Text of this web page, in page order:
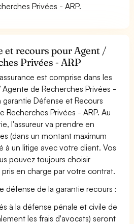
Privées - ARP.
et recours pour Agent /
Privées - ARP
est comprise dans les
Agente de Recherches Privées -
garantie Défense et Recours
Recherches Privées - ARP. Au
l'assureur va prendre en
(dans un montant maximum
à un litige avec votre client. Vos
pouvez toujours choisir
en charge par votre contrat.
défense de la garantie recours :
à la défense pénale et civile de
les frais d'avocats) seront